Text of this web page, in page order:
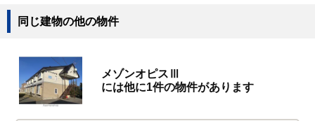
同じ建物の他の物件
メゾンオピスⅢ
には他に1件の物件があります